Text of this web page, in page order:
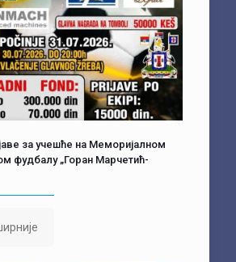
за учешће на Меморијалном
фудбалу „Горан Марчетић-